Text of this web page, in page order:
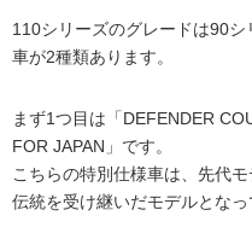
110シリーズのグレードは90
車が2種類あります。
まず1つ目は「DEFENDER
FOR JAPAN」です。
こちらの特別仕様車は、先代
伝統を受け継いだモデルとなっ